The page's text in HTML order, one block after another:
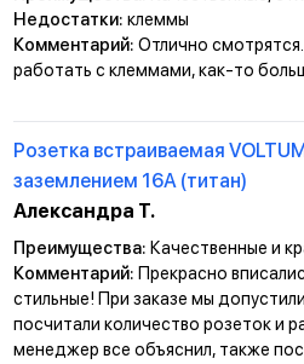
Недостатки: клеммы
Комментарий: Отлично
работать с клеммами, как-то
Розетка встраиваемая
заземлением 16А (титан)
Александра Т.
Преимущества: Качественные и
Комментарий: Прекрасно
стильные! При заказе мы
посчитали количество розеток и
менеджер все объяснил, также